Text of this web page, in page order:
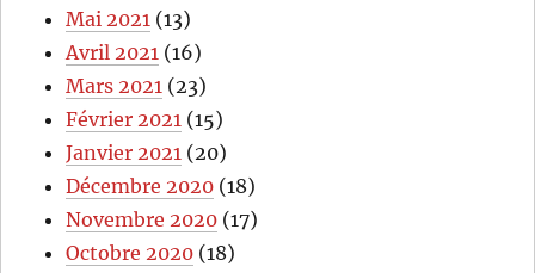
Mai 2021 (13)
Avril 2021 (16)
Mars 2021 (23)
Février 2021 (15)
Janvier 2021 (20)
Décembre 2020 (18)
Novembre 2020 (17)
Octobre 2020 (18)